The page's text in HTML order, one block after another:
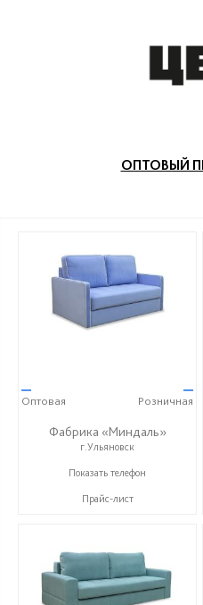
ОПТОВЫЙ
—
Оптовая
—
Розничная
Фабрика «Миндаль»
г.Ульяновск
+7 (927) 630-62-82
Показать телефон
Прайс-лист